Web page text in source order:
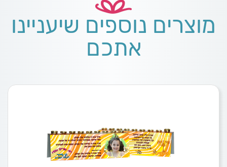
מוצרים נוספים שיעניינו
אתכם